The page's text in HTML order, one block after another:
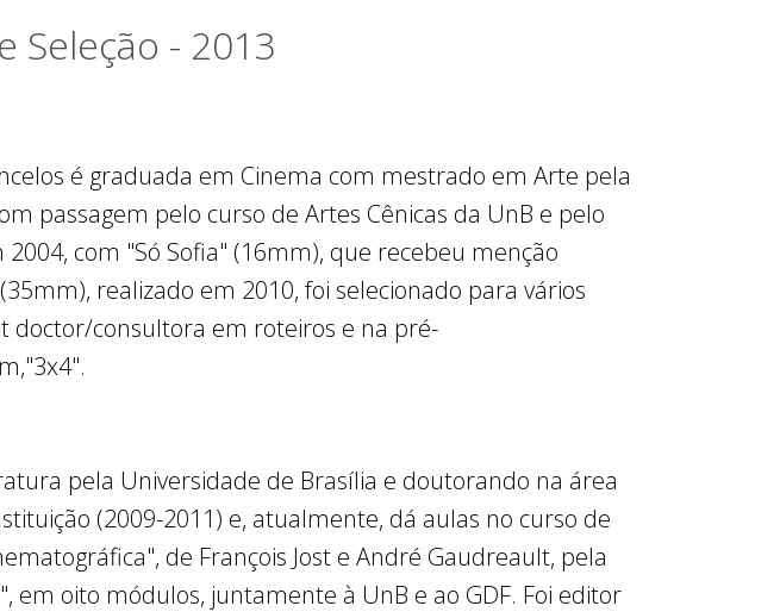
Seleção - 2013
é graduada em Cinema com mestrado em Arte pela
passagem pelo curso de Artes Cênicas da UnB e pelo
com "Só Sofia" (16mm), que recebeu menção
realizado em 2010, foi selecionado para vários
doctor/consultora em roteiros e na pré-
pela Universidade de Brasília e doutorando na área
(2009-2011) e, atualmente, dá aulas no curso de
de François Jost e André Gaudreault, pela
oito módulos, juntamente à UnB e ao GDF. Foi editor